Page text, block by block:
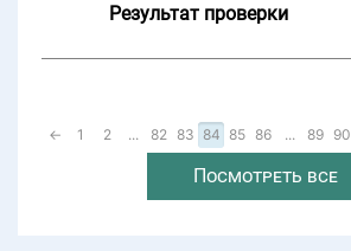
Результат проверки
← 1 2 ... 82 83 84 85 86 ... 89 90
Посмотреть все